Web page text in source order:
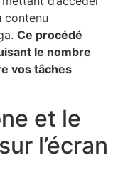
contenu
Ce procédé
le nombre
vos tâches
et le
l’écran